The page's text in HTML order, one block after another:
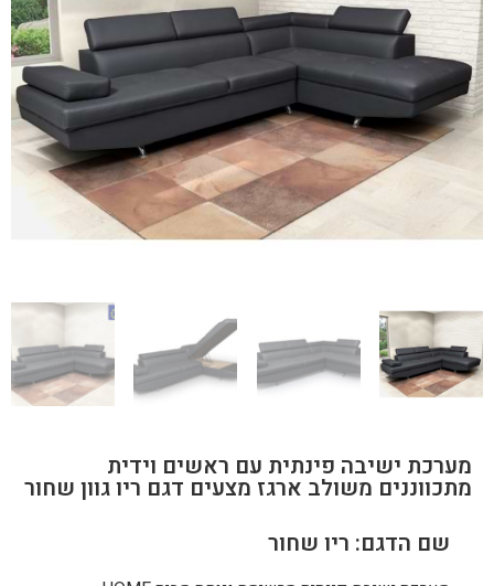
מערכת ישיבה פינתית עם ראשים וידית
מתכווננים משולב ארגז מצעים דגם ריו גוון שחור
שם הדגם: ריו שחור